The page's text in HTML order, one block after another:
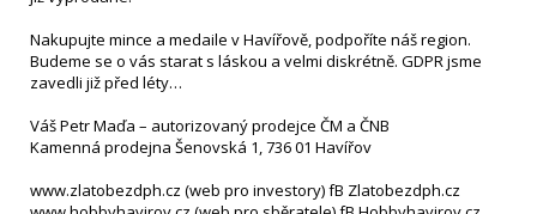
Nakupujte mince a medaile v Havířově, podpoříte náš region.
Budeme se o vás starat s láskou a velmi diskrétně. GDPR jsme
zavedli již před léty…
Váš Petr Maďa – autorizovaný prodejce ČM a ČNB
Kamenná prodejna Šenovská 1, 736 01 Havířov
www.zlatobezdph.cz (web pro investory) fB Zlatobezdph.cz